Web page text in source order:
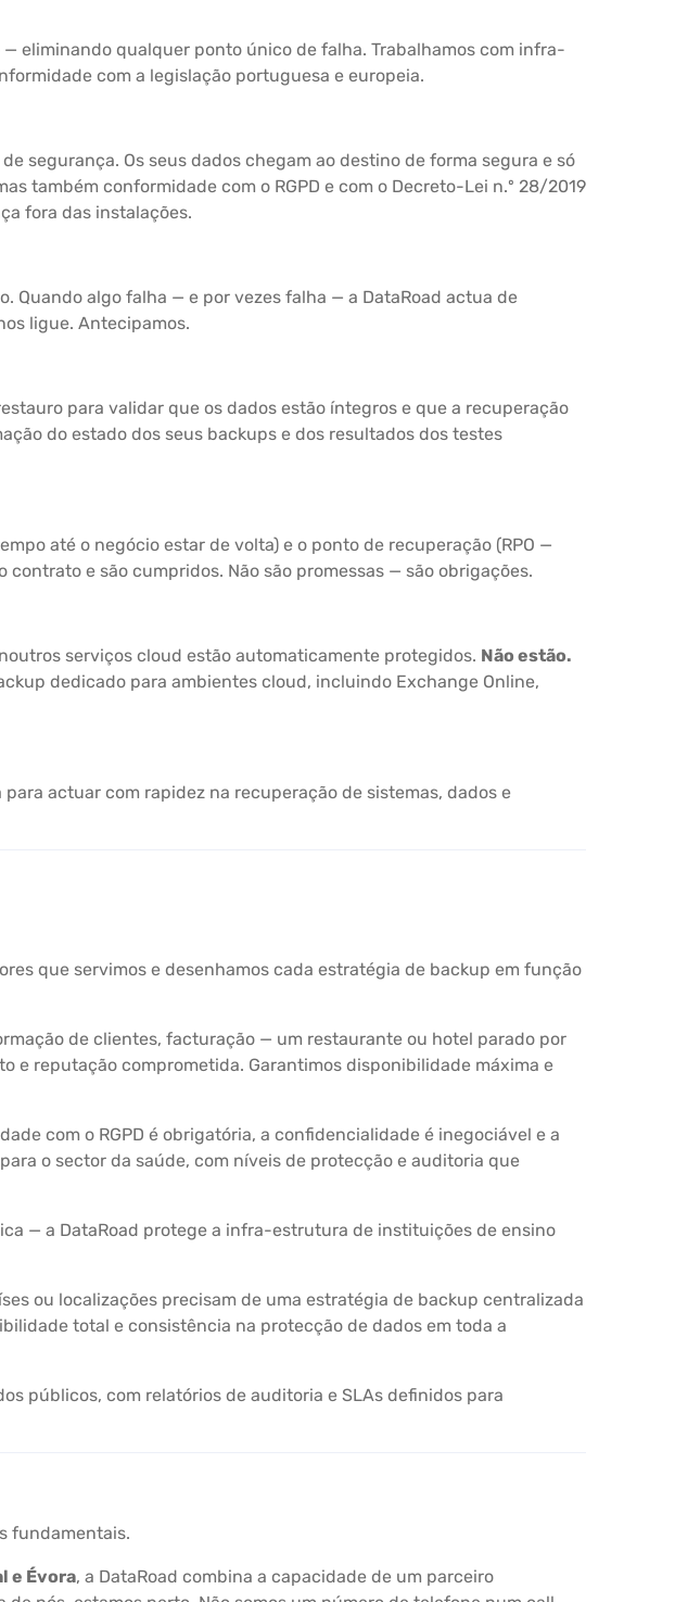
eliminando qualquer ponto único de falha. Trabalhamos com infra-
com a legislação portuguesa e europeia.
segurança. Os seus dados chegam ao destino de forma segura e só
também conformidade com o RGPD e com o Decreto-Lei n.º 28/2019
fora das instalações.
Quando algo falha — e por vezes falha — a DataRoad actua de
ligue. Antecipamos.
para validar que os dados estão íntegros e que a recuperação
do estado dos seus backups e dos resultados dos testes
até o negócio estar de volta) e o ponto de recuperação (RPO —
e são cumpridos. Não são promessas — são obrigações.
serviços cloud estão automaticamente protegidos. Não estão.
dedicado para ambientes cloud, incluindo Exchange Online,
actuar com rapidez na recuperação de sistemas, dados e
que servimos e desenhamos cada estratégia de backup em função
de clientes, facturação — um restaurante ou hotel parado por
e reputação comprometida. Garantimos disponibilidade máxima e
com o RGPD é obrigatória, a confidencialidade é inegociável e a
o sector da saúde, com níveis de protecção e auditoria que
— a DataRoad protege a infra-estrutura de instituições de ensino
ou localizações precisam de uma estratégia de backup centralizada
total e consistência na protecção de dados em toda a
públicos, com relatórios de auditoria e SLAs definidos para
fundamentais.
e Évora, a DataRoad combina a capacidade de um parceiro